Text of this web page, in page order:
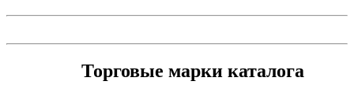
Торговые марки каталога